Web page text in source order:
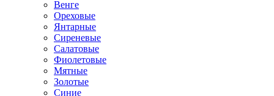
Венге
Ореховые
Янтарные
Сиреневые
Салатовые
Фиолетовые
Мятные
Золотые
Синие